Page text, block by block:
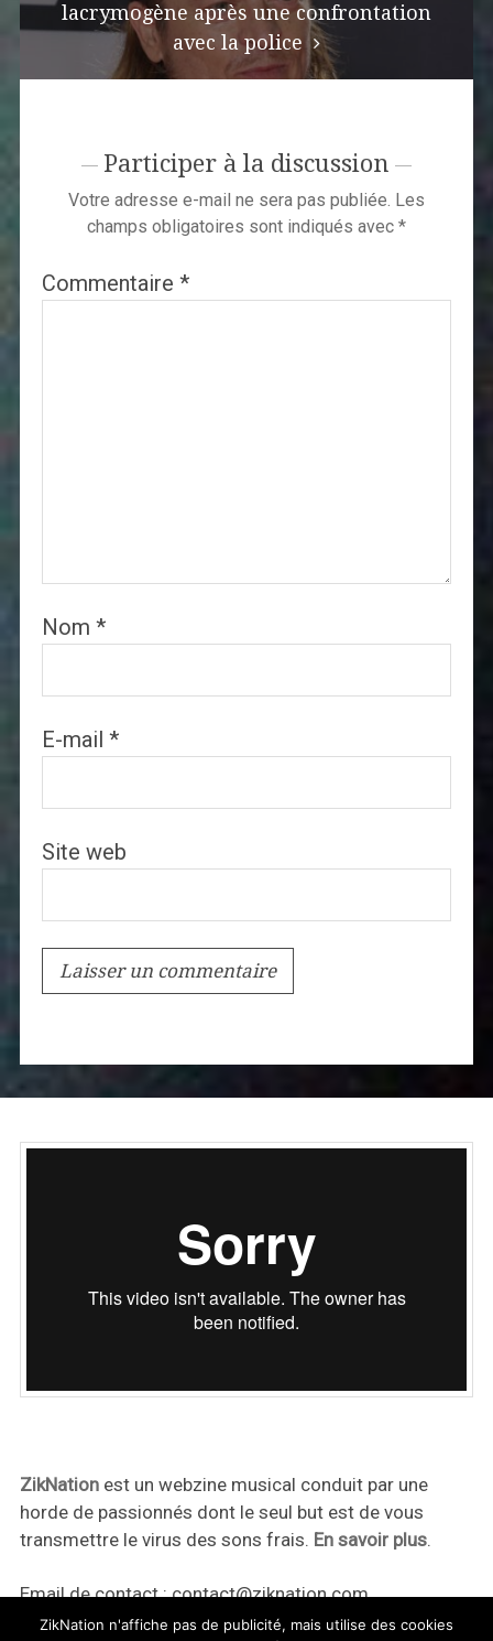
lacrymogène après une confrontation
avec la police
Participer à la discussion
Votre adresse e-mail ne sera pas publiée. Les
champs obligatoires sont indiqués avec *
Commentaire *
Nom *
E-mail *
Site web
ZikNationest un webzine musical conduit par une
horde de passionnés dont le seul but est de vous
transmettre le virus des sons frais. En savoir plus.
Email de contact :contact@ziknation.com
ZikNation n'affiche pas de publicité, mais utilise des cookies